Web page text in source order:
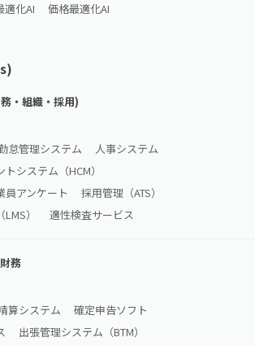
適化AI
価格最適化AI
・組織・採用)
怠管理システム
人事システム
システム（HCM）
員アンケート
採用管理（ATS）
）
適性検査サービス
務
算システム
確定申告ソフト
出張管理システム（BTM）